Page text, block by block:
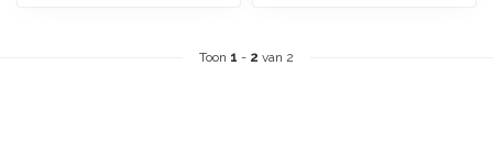
Toon 1 - 2 van 2